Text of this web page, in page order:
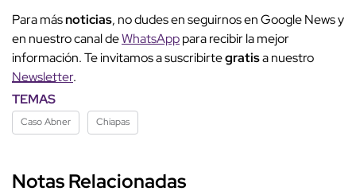
Para másnoticias, no dudes en seguirnos en Google News y
en nuestro canal deWhatsApppara recibir la mejor
información. Te invitamos a suscribirtegratisa nuestro
Newsletter.
TEMAS
Caso Abner Chiapas
Notas Relacionadas